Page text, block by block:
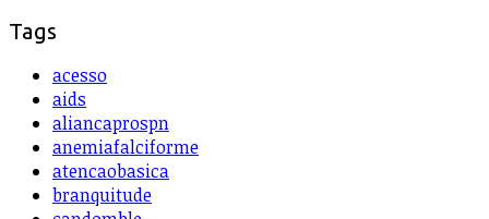
Tags
acesso
aids
aliancaprospn
anemiafalciforme
atencaobasica
branquitude